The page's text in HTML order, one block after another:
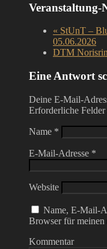
Veranstaltung-
« StUnT –
05.06.2026
DTM
Eine Antwort
Deine E-Mail-
Erforderliche
Name *
E-Mail-Adresse *
Website
Name, E-Mail-
Browser für meinen
Kommentar